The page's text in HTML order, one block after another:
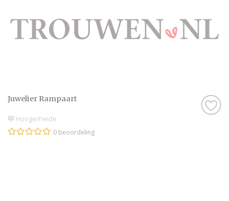
Juwelier Rampaart
Hoogerheide
0 beoordeling